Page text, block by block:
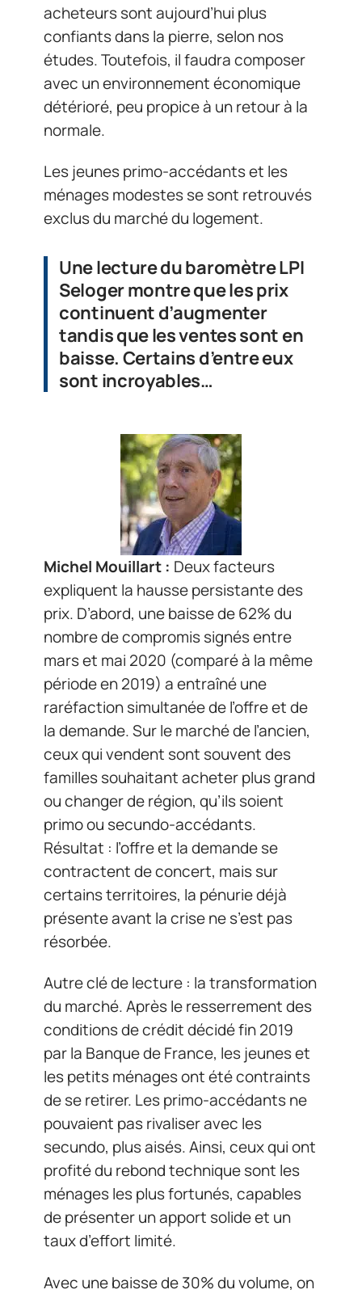
acheteurs sont aujourd’hui plus
confiants dans la pierre, selon nos
études. Toutefois, il faudra composer
avec un environnement économique
détérioré, peu propice à un retour à la
normale.
Les jeunes primo-accédants et les
ménages modestes se sont retrouvés
exclus du marché du logement.
Une lecture du baromètre LPI
Seloger montre que les prix
continuent d’augmenter
tandis que les ventes sont en
baisse. Certains d’entre eux
sont incroyables…
Michel Mouillart : Deux facteurs
expliquent la hausse persistante des
prix. D’abord, une baisse de 62% du
nombre de compromis signés entre
mars et mai 2020 (comparé à la même
période en 2019) a entraîné une
raréfaction simultanée de l’offre et de
la demande. Sur le marché de l’ancien,
ceux qui vendent sont souvent des
familles souhaitant acheter plus grand
ou changer de région, qu’ils soient
primo ou secundo-accédants.
Résultat : l’offre et la demande se
contractent de concert, mais sur
certains territoires, la pénurie déjà
présente avant la crise ne s’est pas
résorbée.
Autre clé de lecture : la transformation
du marché. Après le resserrement des
conditions de crédit décidé fin 2019
par la Banque de France, les jeunes et
les petits ménages ont été contraints
de se retirer. Les primo-accédants ne
pouvaient pas rivaliser avec les
secundo, plus aisés. Ainsi, ceux qui ont
profité du rebond technique sont les
ménages les plus fortunés, capables
de présenter un apport solide et un
taux d’effort limité.
Avec une baisse de 30% du volume, on